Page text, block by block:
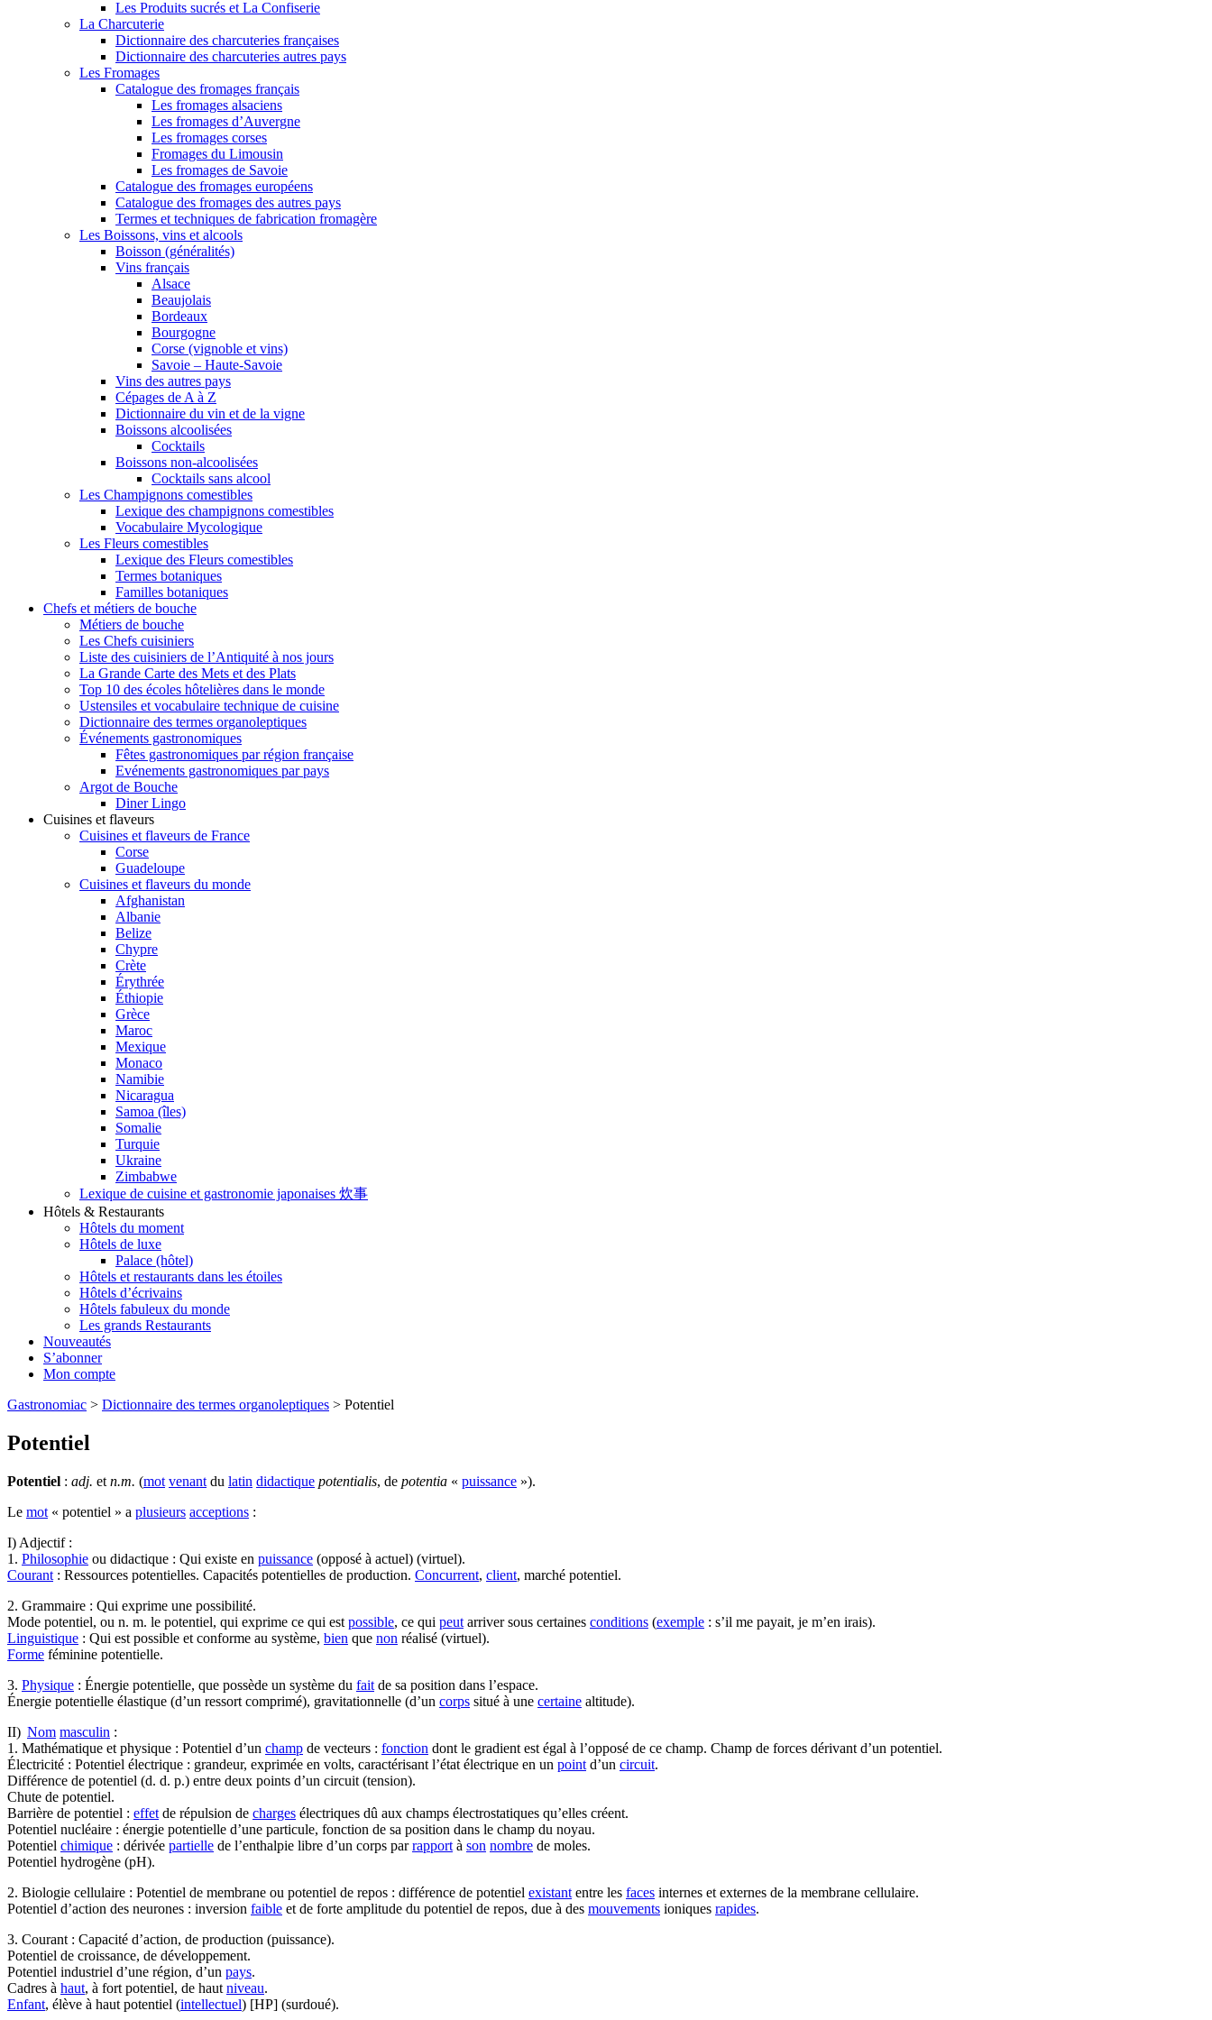
Les Produits sucrés et La Confiserie
La Charcuterie
Dictionnaire des charcuteries françaises
Dictionnaire des charcuteries autres pays
Les Fromages
Catalogue des fromages français
Les fromages alsaciens
Les fromages d’Auvergne
Les fromages corses
Fromages du Limousin
Les fromages de Savoie
Catalogue des fromages européens
Catalogue des fromages des autres pays
Termes et techniques de fabrication fromagère
Les Boissons, vins et alcools
Boisson (généralités)
Vins français
Alsace
Beaujolais
Bordeaux
Bourgogne
Corse (vignoble et vins)
Savoie – Haute-Savoie
Vins des autres pays
Cépages de A à Z
Dictionnaire du vin et de la vigne
Boissons alcoolisées
Cocktails
Boissons non-alcoolisées
Cocktails sans alcool
Les Champignons comestibles
Lexique des champignons comestibles
Vocabulaire Mycologique
Les Fleurs comestibles
Lexique des Fleurs comestibles
Termes botaniques
Familles botaniques
Chefs et métiers de bouche
Métiers de bouche
Les Chefs cuisiniers
Liste des cuisiniers de l’Antiquité à nos jours
La Grande Carte des Mets et des Plats
Top 10 des écoles hôtelières dans le monde
Ustensiles et vocabulaire technique de cuisine
Dictionnaire des termes organoleptiques
Événements gastronomiques
Fêtes gastronomiques par région française
Evénements gastronomiques par pays
Argot de Bouche
Diner Lingo
Cuisines et flaveurs
Cuisines et flaveurs de France
Corse
Guadeloupe
Cuisines et flaveurs du monde
Afghanistan
Albanie
Belize
Chypre
Crète
Érythrée
Éthiopie
Grèce
Maroc
Mexique
Monaco
Namibie
Nicaragua
Samoa (îles)
Somalie
Turquie
Ukraine
Zimbabwe
Lexique de cuisine et gastronomie japonaises 炊事
Hôtels & Restaurants
Hôtels du moment
Hôtels de luxe
Palace (hôtel)
Hôtels et restaurants dans les étoiles
Hôtels d’écrivains
Hôtels fabuleux du monde
Les grands Restaurants
Nouveautés
S’abonner
Mon compte
Gastronomiac > Dictionnaire des termes organoleptiques > Potentiel
Potentiel
Potentiel : adj. et n.m. (mot venant du latin didactique potentialis, de potentia « puissance »).
Le mot « potentiel » a plusieurs acceptions :
I) Adjectif :
1. Philosophie ou didactique : Qui existe en puissance (opposé à actuel) (virtuel).
Courant : Ressources potentielles. Capacités potentielles de production. Concurrent, client, marché potentiel.
2. Grammaire : Qui exprime une possibilité.
Mode potentiel, ou n. m. le potentiel, qui exprime ce qui est possible, ce qui peut arriver sous certaines conditions (exemple : s’il me payait, je m’en irais).
Linguistique : Qui est possible et conforme au système, bien que non réalisé (virtuel).
Forme féminine potentielle.
3. Physique : Énergie potentielle, que possède un système du fait de sa position dans l’espace.
Énergie potentielle élastique (d’un ressort comprimé), gravitationnelle (d’un corps situé à une certaine altitude).
II) Nom masculin :
1. Mathématique et physique : Potentiel d’un champ de vecteurs : fonction dont le gradient est égal à l’opposé de ce champ. Champ de forces dérivant d’un potentiel.
Électricité : Potentiel électrique : grandeur, exprimée en volts, caractérisant l’état électrique en un point d’un circuit.
Différence de potentiel (d. d. p.) entre deux points d’un circuit (tension).
Chute de potentiel.
Barrière de potentiel : effet de répulsion de charges électriques dû aux champs électrostatiques qu’elles créent.
Potentiel nucléaire : énergie potentielle d’une particule, fonction de sa position dans le champ du noyau.
Potentiel chimique : dérivée partielle de l’enthalpie libre d’un corps parrapport à son nombre de moles.
Potentiel hydrogène (pH).
2. Biologie cellulaire : Potentiel de membrane ou potentiel de repos : différence de potentiel existant entre les faces internes et externes de la membrane cellulaire.
Potentiel d’action des neurones : inversion faible et de forte amplitude du potentiel de repos, due à des mouvements ioniques rapides.
3. Courant : Capacité d’action, de production (puissance).
Potentiel de croissance, de développement.
Potentiel industriel d’une région, d’un pays.
Cadres à haut, à fort potentiel, de haut niveau.
Enfant, élève à haut potentiel (intellectuel) [HP] (surdoué).